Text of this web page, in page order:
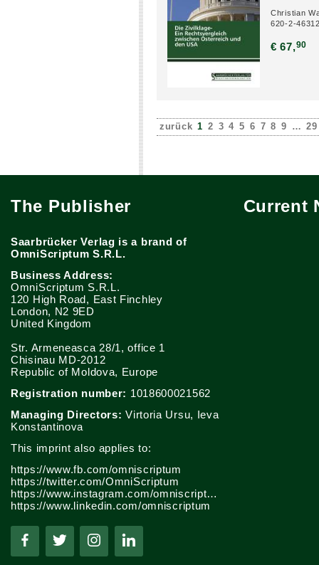
Christian
620-2-
€ 67,90
zurück 1 2 3 4 5 6 7 8 9 … 29
The Publisher
Saarbrücker Verlag is a brand of
OmniScriptum S.R.L.
Business Address:
OmniScriptum S.R.L.
120 High Road, East Finchley
London, N2 9ED
United Kingdom
Str. Armeneasca 28/1, office 1
Chisinau MD-2012
Republic of Moldova, Europe
Registration number: 1018600021562
Managing Directors: Virtoria Ursu, Ieva
Konstantinova
This imprint also applies to:
https://www.fb.com/omniscriptum
https://twitter.com/OmniScriptum
https://www.instagram.com/omniscriptum.publishing
https://www.linkedin.com/omniscriptum
Current